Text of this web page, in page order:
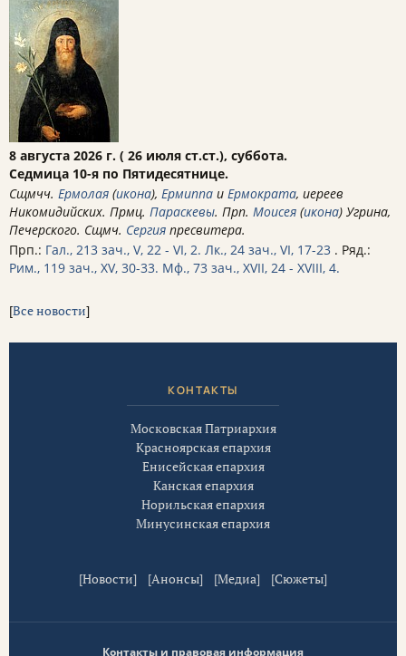
8 августа 2026 г. ( 26 июля ст.ст.), суббота.
Седмица 10-я по Пятидесятнице.
Сщмчч. Ермолая (икона), Ермиппа и Ермократа, иереев
Никомидийских. Прмц. Параскевы. Прп. Моисея (икона) Угрина,
Печерского. Сщмч. Сергия пресвитера.
Прп.: Гал., 213 зач., V, 22 - VI, 2. Лк., 24 зач., VI, 17-23 . Ряд.:
Рим., 119 зач., XV, 30-33. Мф., 73 зач., XVII, 24 - XVIII, 4.
[Все новости]
КОНТАКТЫ
Московская Патриархия
Красноярская епархия
Енисейская епархия
Канская епархия
Норильская епархия
Минусинская епархия
[Новости] [Анонсы] [Медиа] [Сюжеты]
Контакты и правовая информация